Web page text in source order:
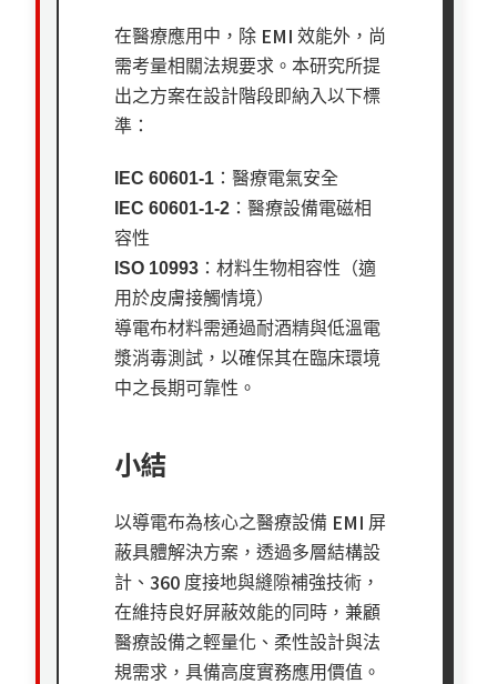
在醫療應用中，除 EMI效能外，尚
需考量相關法規要求。本研究所提
出之方案在設計階段即納入以下標
準：
IEC 60601-1 ：醫療電氣安全
IEC 60601-1-2 ：醫療設備電磁相
容性
ISO 10993 ：材料生物相容性（適
用於皮膚接觸情境）
導電布材料需通過耐酒精與低溫電
漿消毒測試，以確保其在臨床環境
中之長期可靠性。
小結
以導電布為核心之醫療設備 EMI屏
蔽具體解決方案，透過多層結構設
計、 360度接地與縫隙補強技術，
在維持良好屏蔽效能的同時，兼顧
醫療設備之輕量化、柔性設計與法
規需求，具備高度實務應用價值。